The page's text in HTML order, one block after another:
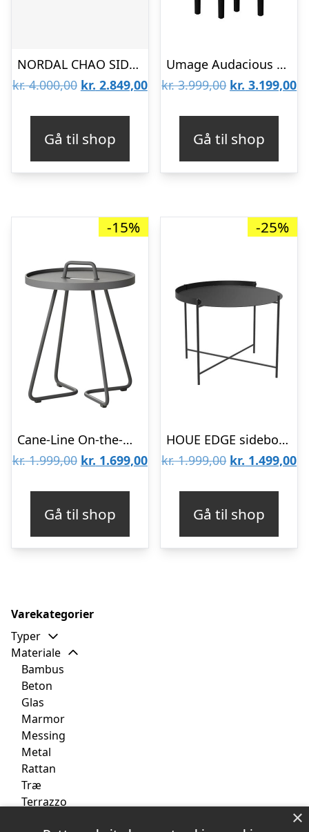
NORDAL CHAO SIDEBORD MARMOR – 57
kr.4.000,00 Den
kr. 4.000,00.
kr. 2.849,00Den
kr. 2.849,00.
Gå til shop
Umage Audacious sidebord – Sort eg – Charcoal : Erling Christensen Møbler
kr.3.999,00 Den
kr. 3.999,00.
kr. 3.199,00
Gå til shop
-15%
Cane-Line On-the-move sidebord – Lille : Erling Christensen Møbler
kr.1.999,00 Den
kr. 1.999,00.
kr. 1.699,00Den
kr. 1.699,00.
Gå til shop
-25%
HOUE EDGE sidebord – Ø62 cm : Erling Christensen Møbler
kr.1.999,00 Den
kr. 1.999,00.
kr. 1.499,00
Gå til shop
Varekategorier
Typer
Materiale
Bambus
Beton
Glas
Marmor
Messing
Metal
Rattan
Træ
Terrazzo
×